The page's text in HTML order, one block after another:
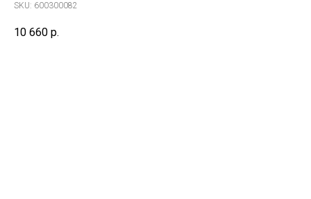
SKU: 600300082
10 660 р.